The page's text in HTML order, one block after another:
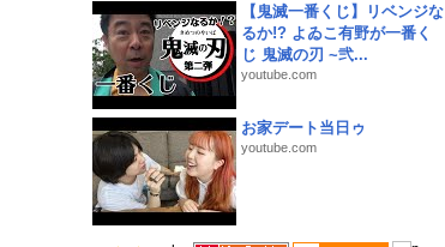
【鬼滅一番くじ】リベンジな
るか!? よゐこ有野が一番く
じ 鬼滅の刃 ~弐...
youtube.com
お家デート当日ゥ
youtube.com